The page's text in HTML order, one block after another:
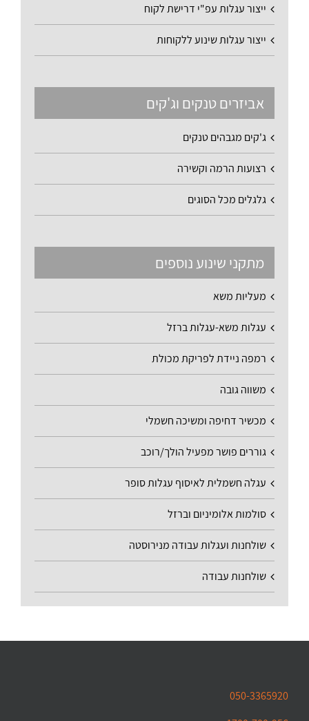
ייצור עגלות עפ"י דרישת לקוח
ייצור עגלות שינוע ללקוחות
אביזרים טנקים וג'קים
ג'קים מגבהים טנקים
רצועות הרמה וקשירה
גלגלים מכל הסוגים
מתקני שינוע נוספים
מעליות משא
עגלות משא-עגלות ברזל
רמפה ניידת לפריקת מכולת
משווה גובה
מכשיר דחיפה ומשיכה חשמלי
גוררים פושר מפעיל הולך/רוכב
עגלה חשמלית לאיסוף עגלות סופר
סולמות אלומיניום וברזל
שולחנות ועגלות עבודה מנירוסטה
שולחנות עבודה
050-3365920